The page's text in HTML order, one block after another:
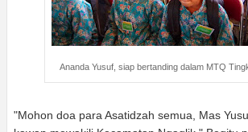
Ananda Yusuf, siap bertanding dalam MTQ
"Mohon doa para Asatidzah semua, Mas